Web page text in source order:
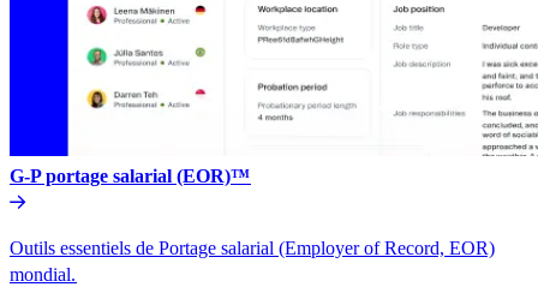
G-P portage salarial (EOR)™​​
Outils essentiels de Portage salarial (Employer of Record, EOR)
mondial.​​